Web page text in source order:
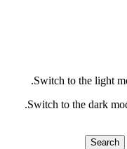
Switch to the light
Switch to the dark
Search